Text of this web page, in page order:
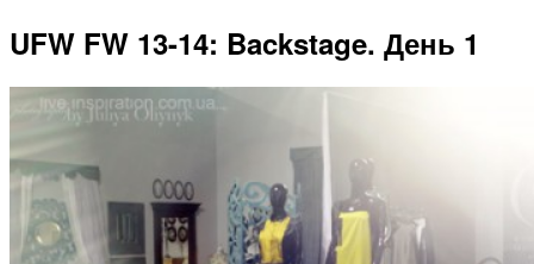
UFW FW 13-14: Backstage. День 1